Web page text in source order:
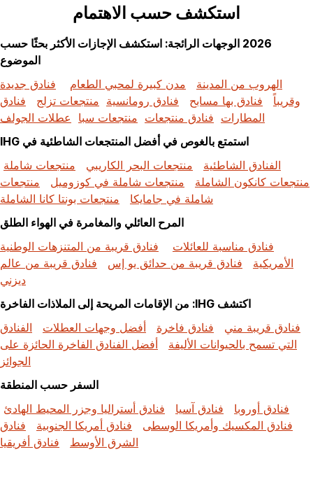
استكشف حسب الاهتمام
2026 الوجهات الرائجة: استكشف الإجازات الأكثر بحثًا حسب
الموضوع
الهروب من المدينة
مدن كبيرة لمحبي الطعام
فنادق جديدة
وقريباً
فنادق بها مسابح فنادق رومانسية منتجعات تزلج
فنادق
المطارات فنادق منتجعات منتجعات سبا
عطلات الجولف
استمتع بالغوص في أفضل المنتجعات الشاطئية في IHG
الفنادق الشاطئية
منتجعات البحر الكاريبي
منتجعات شاملة
منتجعات كانكون الشاملة
منتجعات شاملة في كوزوميل
منتجعات
شاملة في جامايكا
منتجعات بونتا كانا الشاملة
المرح العائلي والمغامرة في الهواء الطلق
فنادق مناسبة للعائلات
فنادق قريبة من المتنزهات الوطنية
الأمريكية
فنادق قريبة من حدائق يو إس
فنادق قريبة من عالم
ديزني
اكتشف IHG: من الإقامات المريحة إلى الملاذات الفاخرة
فنادق قريبة مني
فنادق فاخرة أفضل وجهات العطلات
الفنادق
التي تسمح بالحيوانات الأليفة
أفضل الفنادق الفاخرة الحائزة على
الجوائز
السفر حسب المنطقة
فنادق أوروبا
فنادق آسيا
فنادق أستراليا وجزر المحيط الهادئ
فنادق المكسيك وأمريكا الوسطى
فنادق أمريكا الجنوبية
فنادق
الشرق الأوسط
فنادق أفريقيا